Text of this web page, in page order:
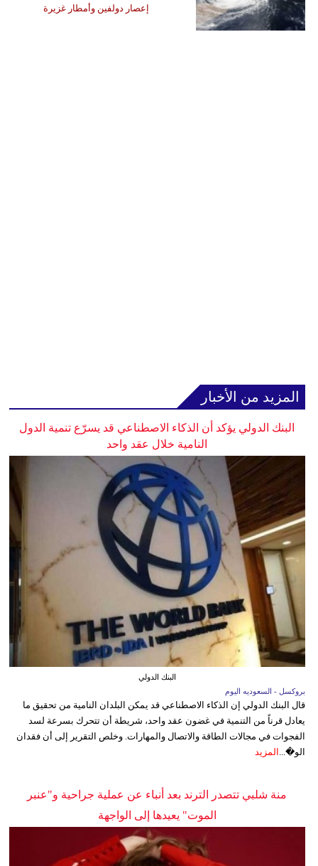
إعصار دولفين وأمطار غزيرة
المزيد من الأخبار
البنك الدولي يؤكد أن الذكاء الاصطناعي قد يسرّع تنمية الدول
النامية خلال عقد واحد
البنك الدولي
بروكسل - السعوديه اليوم
قال البنك الدولي إن الذكاء الاصطناعي قد يمكن البلدان النامية من تحقيق ما
يعادل قرناً من التنمية في غضون عقد واحد، شريطة أن تتحرك بسرعة لسد
الفجوات في مجالات الطاقة والاتصال والمهارات. وخلص التقرير إلى أن فقدان
الو�... المزيد
منة شلبي تتصدر الترند بعد أنباء عن عملية جراحية و"عنبر
الموت" يعيدها إلى الواجهة